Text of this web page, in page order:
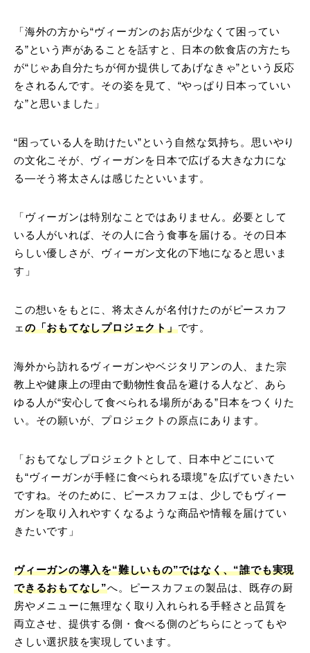
「海外の方から“ヴィーガンのお店が少なくて困ってい
る”という声があることを話すと、日本の飲食店の方たち
が“じゃあ自分たちが何か提供してあげなきゃ”という反応
をされるんです。その姿を見て、“やっぱり日本っていい
な”と思いました」
“困っている人を助けたい”という自然な気持ち。思いやり
の文化こそが、ヴィーガンを日本で広げる大きな力にな
る―そう将太さんは感じたといいます。
「ヴィーガンは特別なことではありません。必要として
いる人がいれば、その人に合う食事を届ける。その日本
らしい優しさが、ヴィーガン文化の下地になると思いま
す」
この想いをもとに、将太さんが名付けたのがピースカフ
ェの「おもてなしプロジェクト」です。
海外から訪れるヴィーガンやベジタリアンの人、また宗
教上や健康上の理由で動物性食品を避ける人など、あら
ゆる人が“安心して食べられる場所がある”日本をつくりた
い。その願いが、プロジェクトの原点にあります。
「おもてなしプロジェクトとして、日本中どこにいて
も“ヴィーガンが手軽に食べられる環境”を広げていきたい
ですね。そのために、ピースカフェは、少しでもヴィー
ガンを取り入れやすくなるような商品や情報を届けてい
きたいです」
ヴィーガンの導入を“難しいもの”ではなく、“誰でも実現
できるおもてなし”へ。ピースカフェの製品は、既存の厨
房やメニューに無理なく取り入れられる手軽さと品質を
両立させ、提供する側・食べる側のどちらにとってもや
さしい選択肢を実現しています。